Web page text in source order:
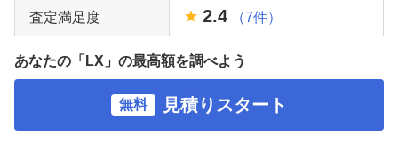
査定満足度 2.4 （7件）
あなたの「LX」の最高額を調べよう
無料 見積りスタート